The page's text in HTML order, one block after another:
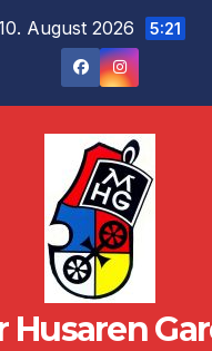
August 2026 5:21
Husaren